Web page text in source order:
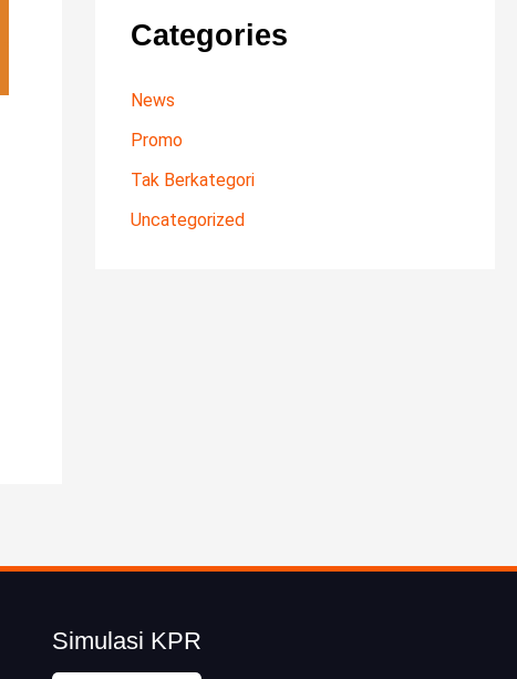
Categories
News
Promo
Tak Berkategori
Uncategorized
Simulasi KPR